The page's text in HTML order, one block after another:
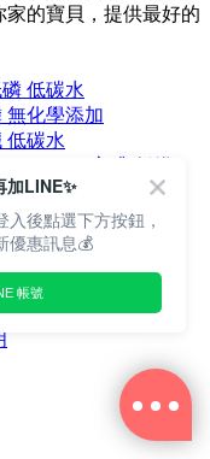
的寶貝，提供最好的
低碳水
無化學添加
低碳水
加LINE✨
入後點選下方按鈕，
優惠訊息💰
帳號